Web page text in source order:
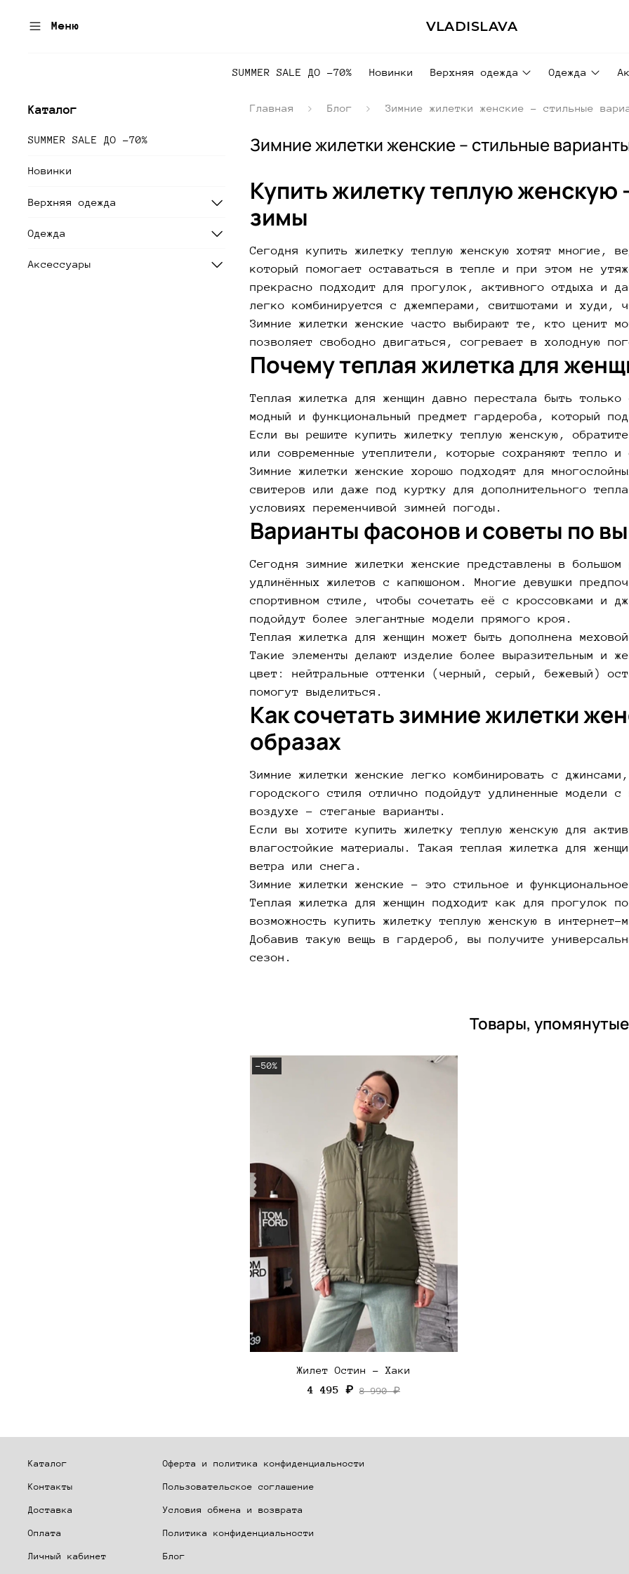
Меню VLADISLAVA
SUMMER SALE ДО -70% Новинки Верхняя одежда Одежда
Главная Блог Зимние жилетки женские – стильные
Зимние жилетки женские – стильные
Купить жилетку теплую женскую
зимы
Сегодня купить жилетку теплую женскую хотят многие,
который помогает оставаться в тепле и при этом не
прекрасно подходит для прогулок, активного отдыха и
легко комбинируется с джемперами, свитшотами и худи,
Зимние жилетки женские часто выбирают те, кто ценит
позволяет свободно двигаться, согревает в холодную
Почему теплая жилетка для
Теплая жилетка для женщин давно перестала быть
модный и функциональный предмет гардероба, который
Если вы решите купить жилетку теплую женскую,
или современные утеплители, которые сохраняют тепло и
Зимние жилетки женские хорошо подходят для
свитеров или даже под куртку для дополнительного
условиях переменчивой зимней погоды.
Варианты фасонов и советы по
Сегодня зимние жилетки женские представлены в
удлинённых жилетов с капюшоном. Многие девушки
спортивном стиле, чтобы сочетать её с кроссовками и
подойдут более элегантные модели прямого кроя.
Теплая жилетка для женщин может быть дополнена
Такие элементы делают изделие более выразительным и
цвет: нейтральные оттенки (черный, серый, бежевый)
помогут выделиться.
Как сочетать зимние жилетки
образах
Зимние жилетки женские легко комбинировать с
городского стиля отлично подойдут удлиненные модели
воздухе – стеганые варианты.
Если вы хотите купить жилетку теплую женскую для
влагостойкие материалы. Такая теплая жилетка для
ветра или снега.
Зимние жилетки женские – это стильное и
Теплая жилетка для женщин подходит как для прогулок
возможность купить жилетку теплую женскую в
Добавив такую вещь в гардероб, вы получите
сезон.
Товары, упомянутые
-50%
Жилет Остин - Хаки
4 495 ₽ 8 990 ₽
Каталог
SUMMER SALE ДО -70%
Новинки
Верхняя одежда
Одежда
Аксессуары
Каталог
Контакты
Доставка
Оплата
Личный кабинет
Оферта и политика конфиденциальности
Пользовательское соглашение
Условия обмена и возврата
Политика конфиденциальности
Блог